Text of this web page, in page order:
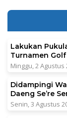
Lakukan
Turnamen Golf
Minggu, 2 Agustus
Didampingi
Daeng Se’re
Senin, 3 Agustus